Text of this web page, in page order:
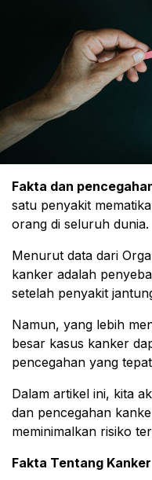
Fakta dan
satu penyakit
orang di seluruh dunia.
Menurut data dari
kanker adalah
setelah penyakit
Namun, yang lebih
besar kasus kanker
pencegahan yang
Dalam artikel ini, kita
dan pencegahan
meminimalkan risiko
Fakta Tentang Kanker